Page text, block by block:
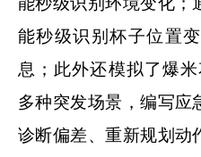
能秒级识别杯子位置
息；此外还模拟了爆
多种突发场景，编写应
诊断偏差、重新规划动